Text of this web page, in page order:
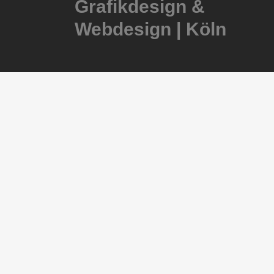
Grafikdesign &
Webdesign | Köln